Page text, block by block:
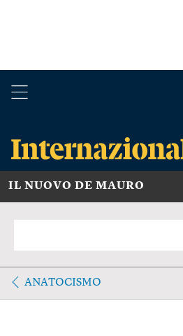
IL NUOVO DE MAURO
ANATOCISMO